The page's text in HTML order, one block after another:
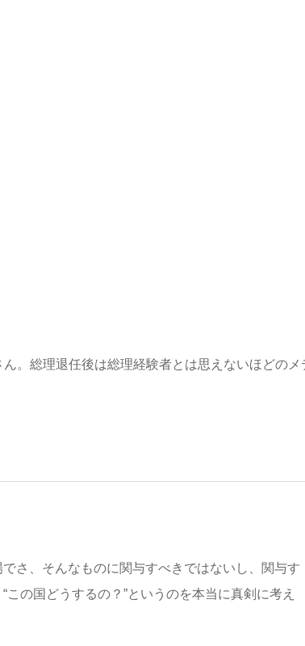
。総理退任後は総理経験者とは思えないほどのメ
さ、そんなものに関与すべきではないし、関与す
の国どうするの？”というのを本当に真剣に考え